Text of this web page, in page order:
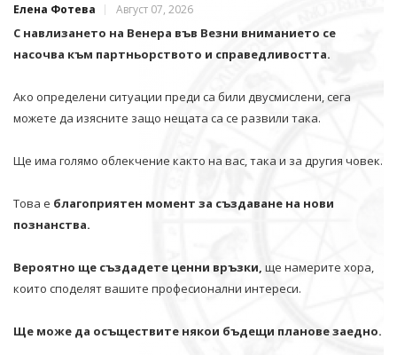
Елена Фотева Август 07, 2026
С навлизането на Венера във Везни вниманието се
насочва към партньорството и справедливостта.
Ако определени ситуации преди са били двусмислени, сега
можете да изясните защо нещата са се развили така.
Ще има голямо облекчение както на вас, така и за другия човек.
Това е благоприятен момент за създаване на нови
познанства.
Вероятно ще създадете ценни връзки, ще намерите хора,
които споделят вашите професионални интереси.
Ще може да осъществите някои бъдещи планове заедно.